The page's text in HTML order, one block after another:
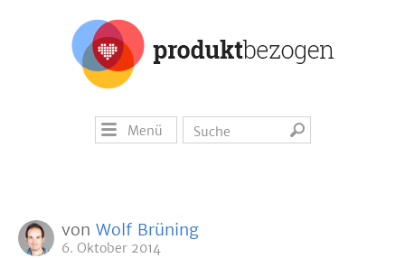
Menü
von Wolf Brüning
6. Oktober 2014